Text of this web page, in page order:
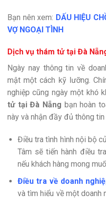
Bạn nên xem: DẤU HIỆU
VỢ NGOẠI TÌNH
Dịch vụ thám tử tại Đà
Ngày nay thông tin về
mật một cách kỹ lưỡng.
nghiệp cũng ngày một khó
tử tại Đà Nẵng bạn hoàn
này và nhận đầy đủ thông
Điều tra tình hình nội bộ
Tâm sẽ tiến hành điều
nếu khách hàng mong
Điều tra về doanh
và tìm hiểu về một doanh